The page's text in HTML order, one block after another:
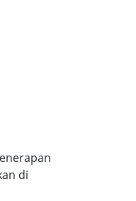
di